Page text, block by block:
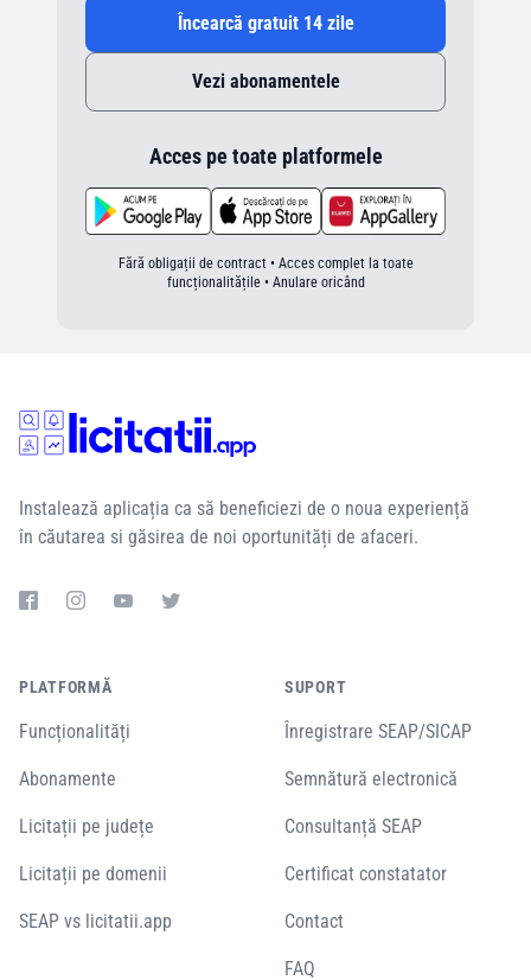
Încearcă gratuit 14 zile
Vezi abonamentele
Acces pe toate platformele
Fără obligații de contract • Acces complet la toate
funcționalitățile • Anulare oricând
Instalează aplicația ca să beneficiezi de o noua experiență
în căutarea si găsirea de noi oportunități de afaceri.
PLATFORMĂ
Funcționalități
Abonamente
Licitații pe județe
Licitații pe domenii
SEAP vs licitatii.app
SUPORT
Înregistrare SEAP/SICAP
Semnătură electronică
Consultanță SEAP
Certificat constatator
Contact
FAQ